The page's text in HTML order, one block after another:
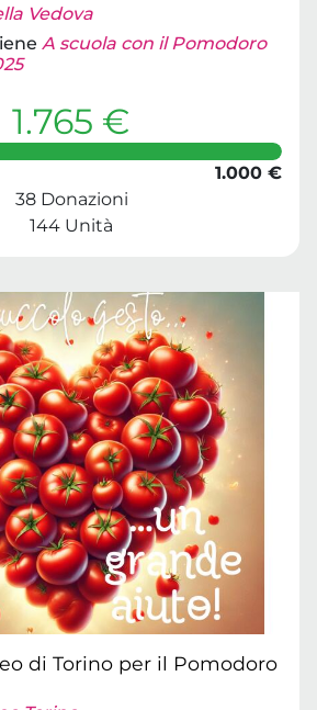
Vedova
A scuola con il Pomodoro
1.765 €
1.000 €
38 Donazioni
144 Unità
di Torino per il Pomodoro